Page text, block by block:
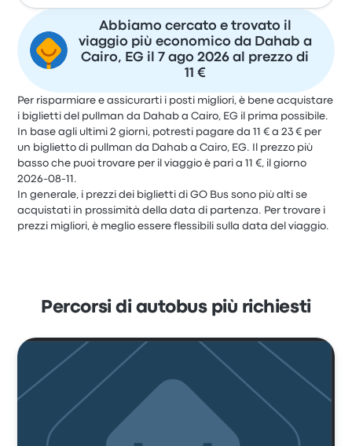
Abbiamo cercato e trovato il
viaggio più economico da Dahab a
Cairo, EG il 7 ago 2026 al prezzo di
11 €
Per risparmiare e assicurarti i posti migliori, è bene acquistare
i biglietti del pullman da Dahab a Cairo, EG il prima possibile.
In base agli ultimi 2 giorni, potresti pagare da 11 € a 23 € per
un biglietto di pullman da Dahab a Cairo, EG. Il prezzo più
basso che puoi trovare per il viaggio è pari a 11 €, il giorno
2026-08-11.
In generale, i prezzi dei biglietti di GO Bus sono più alti se
acquistati in prossimità della data di partenza. Per trovare i
prezzi migliori, è meglio essere flessibili sulla data del viaggio.
Percorsi di autobus più richiesti